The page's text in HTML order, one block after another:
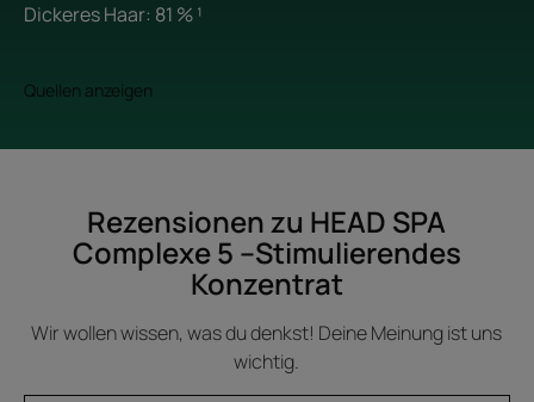
Dickeres Haar: 81 % ¹
Quellen anzeigen
Rezensionen zu HEAD SPA
Complexe 5 –Stimulierendes
Konzentrat
Wir wollen wissen, was du denkst! Deine Meinung ist uns
wichtig.